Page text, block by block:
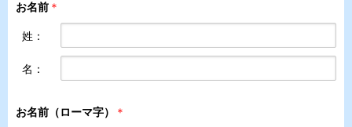
お名前 ＊
姓：
名：
お名前（ローマ字） ＊